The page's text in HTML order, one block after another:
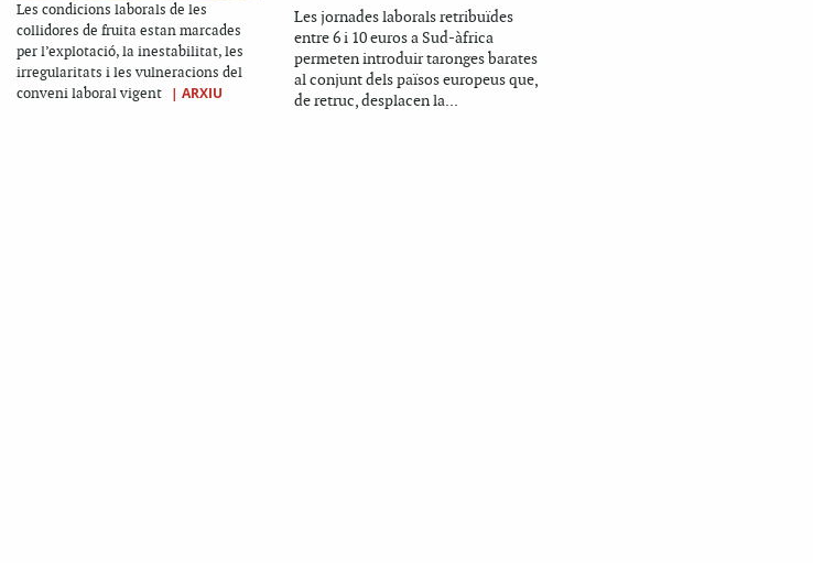
Les condicions laborals de les
collidores de fruita estan marcades
per l’explotació, la inestabilitat, les
irregularitats i les vulneracions del
conveni laboral vigent
| ARXIU
Les jornades laborals retribuïdes
entre 6 i 10 euros a Sud-àfrica
permeten introduir taronges barates
al conjunt dels països europeus que,
de retruc, desplacen la...